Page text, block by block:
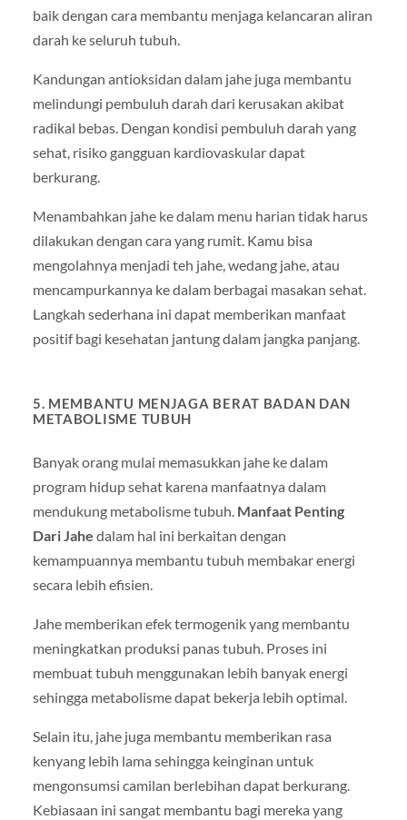
baik dengan cara membantu menjaga kelancaran aliran
darah ke seluruh tubuh.
Kandungan antioksidan dalam jahe juga membantu
melindungi pembuluh darah dari kerusakan akibat
radikal bebas. Dengan kondisi pembuluh darah yang
sehat, risiko gangguan kardiovaskular dapat
berkurang.
Menambahkan jahe ke dalam menu harian tidak harus
dilakukan dengan cara yang rumit. Kamu bisa
mengolahnya menjadi teh jahe, wedang jahe, atau
mencampurkannya ke dalam berbagai masakan sehat.
Langkah sederhana ini dapat memberikan manfaat
positif bagi kesehatan jantung dalam jangka panjang.
5. MEMBANTU MENJAGA BERAT BADAN DAN
METABOLISME TUBUH
Banyak orang mulai memasukkan jahe ke dalam
program hidup sehat karena manfaatnya dalam
mendukung metabolisme tubuh. Manfaat Penting
Dari Jahe dalam hal ini berkaitan dengan
kemampuannya membantu tubuh membakar energi
secara lebih efisien.
Jahe memberikan efek termogenik yang membantu
meningkatkan produksi panas tubuh. Proses ini
membuat tubuh menggunakan lebih banyak energi
sehingga metabolisme dapat bekerja lebih optimal.
Selain itu, jahe juga membantu memberikan rasa
kenyang lebih lama sehingga keinginan untuk
mengonsumsi camilan berlebihan dapat berkurang.
Kebiasaan ini sangat membantu bagi mereka yang